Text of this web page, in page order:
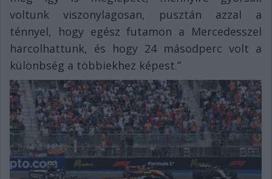
voltunk viszonylagosan, pusztán azzal a
ténnyel, hogy egész futamon a Mercedesszel
harcolhattunk, és hogy 24 másodperc volt a
különbség a többiekhez képest.”